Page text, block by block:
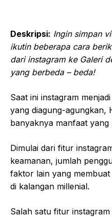
Deskripsi: Ingin simpan
ikutin beberapa cara
dari instagram ke Galeri
yang berbeda – beda!
Saat ini instagram
yang diagung-agungkan,
banyaknya manfaat yang
Dimulai dari fitur
keamanan, jumlah
faktor lain yang
di kalangan millenial.
Salah satu fitur